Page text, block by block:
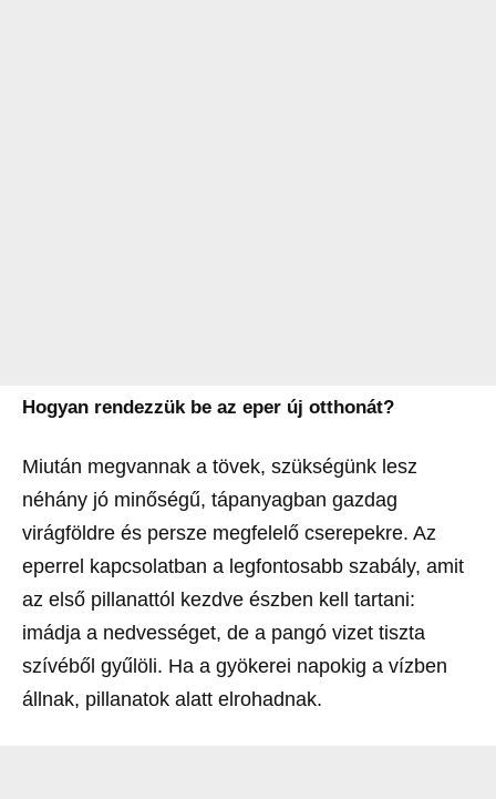
Hogyan rendezzük be az eper új otthonát?
Miután megvannak a tövek, szükségünk lesz
néhány jó minőségű, tápanyagban gazdag
virágföldre és persze megfelelő cserepekre. Az
eperrel kapcsolatban a legfontosabb szabály, amit
az első pillanattól kezdve észben kell tartani:
imádja a nedvességet, de a pangó vizet tiszta
szívéből gyűlöli. Ha a gyökerei napokig a vízben
állnak, pillanatok alatt elrohadnak.